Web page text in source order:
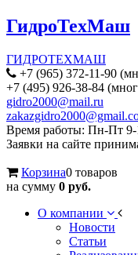
ГидроТехМаш
ГИДРОТЕХМАШ
+7 (965) 372-11-90
+7 (495) 926-38-84
gidro2000@mail.ru
Время работы: Пн-Пт 9-
Заявки на сайте
Корзина0 товаров
на сумму 0 руб.
О компании
Новости
Статьи